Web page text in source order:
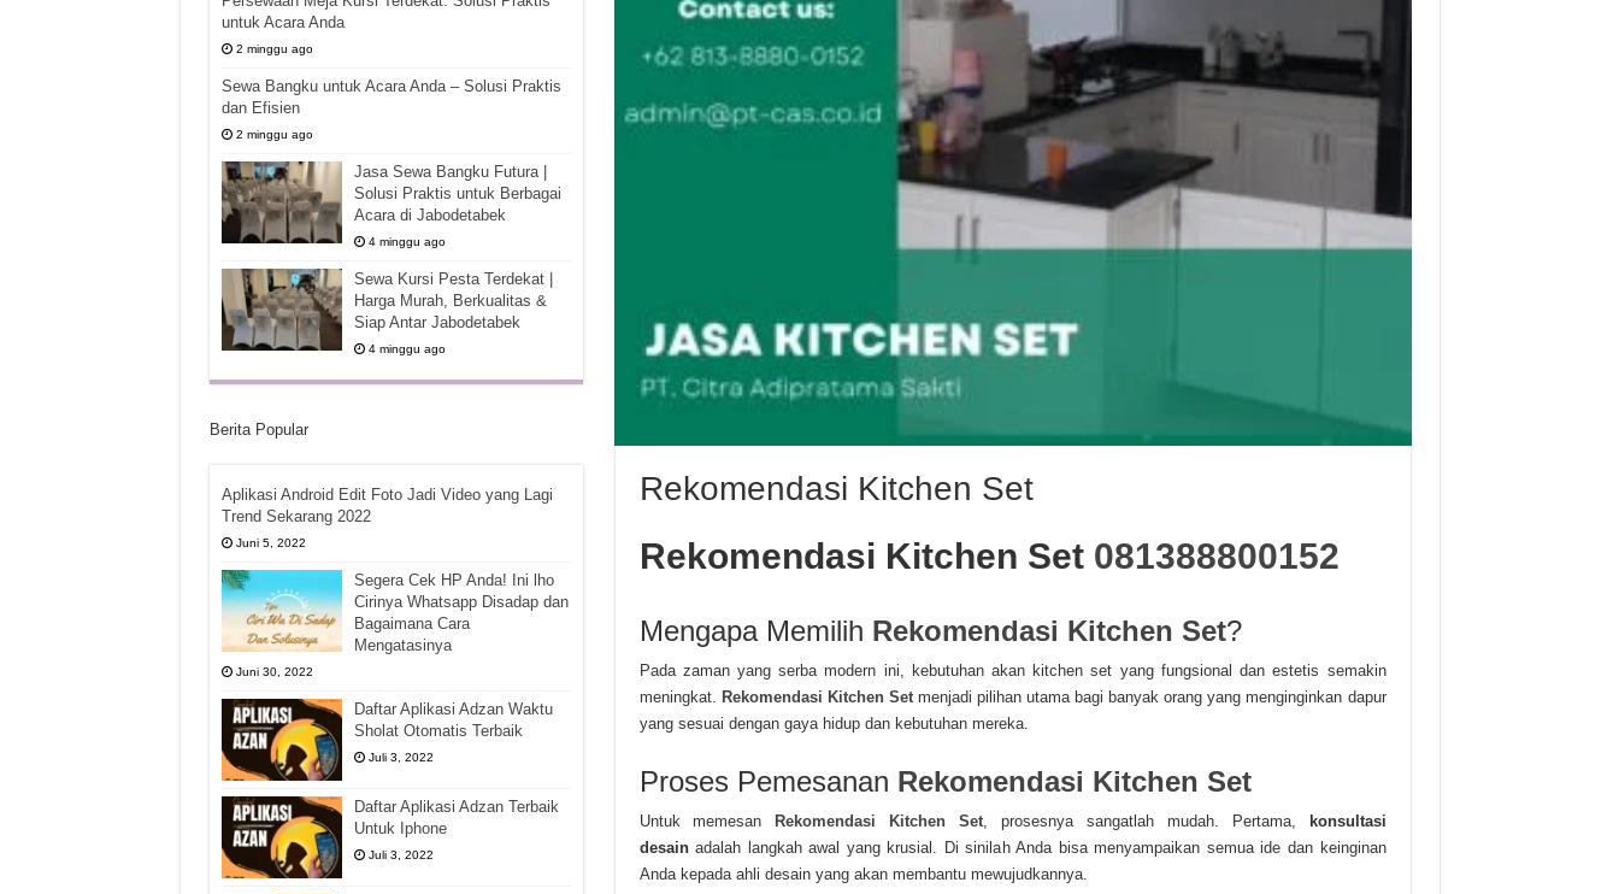
Rekomendasi Kitchen Set
Rekomendasi Kitchen Set 081388800152
Mengapa Memilih Rekomendasi Kitchen Set?
Pada zaman yang serba modern ini, kebutuhan akan kitchen set yang fungsional dan estetis semakin
meningkat. Rekomendasi Kitchen Setmenjadi pilihan utama bagi banyak orang yang menginginkan dapur
yang sesuai dengan gaya hidup dan kebutuhan mereka.
Proses Pemesanan Rekomendasi Kitchen Set
Untuk memesan Rekomendasi Kitchen Set, prosesnya sangatlah mudah. Pertama,
konsultasi
desainadalah langkah awal yang krusial. Di sinilah Anda bisa menyampaikan semua ide dan keinginan
Anda kepada ahli desain yang akan membantu mewujudkannya.
untuk Acara Anda
2 minggu ago
Sewa Bangku untuk Acara Anda – Solusi Praktis
dan Efisien
2 minggu ago
Jasa Sewa Bangku Futura |
Solusi Praktis untuk Berbagai
Acara di Jabodetabek
4 minggu ago
Sewa Kursi Pesta Terdekat |
Harga Murah, Berkualitas &
Siap Antar Jabodetabek
4 minggu ago
Berita Popular
Aplikasi Android Edit Foto Jadi Video yang Lagi
Trend Sekarang 2022
Juni 5, 2022
Segera Cek HP Anda! Ini lho
Cirinya Whatsapp Disadap dan
Bagaimana Cara
Mengatasinya
Juni 30, 2022
Daftar Aplikasi Adzan Waktu
Sholat Otomatis Terbaik
Juli 3, 2022
Daftar Aplikasi Adzan Terbaik
Untuk Iphone
Juli 3, 2022